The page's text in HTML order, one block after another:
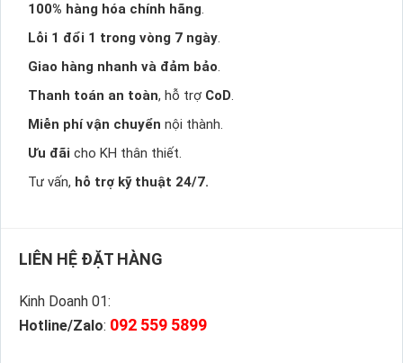
100% hàng hóa chính hãng.
Lỗi 1 đổi 1 trong vòng 7 ngày.
Giao hàng nhanh và đảm bảo.
Thanh toán an toàn, hỗ trợ CoD.
Miễn phí vận chuyển nội thành.
Ưu đãi cho KH thân thiết.
Tư vấn, hỗ trợ kỹ thuật 24/7.
LIÊN HỆ ĐẶT HÀNG
Kinh Doanh 01:
Hotline/Zalo: 092 559 5899